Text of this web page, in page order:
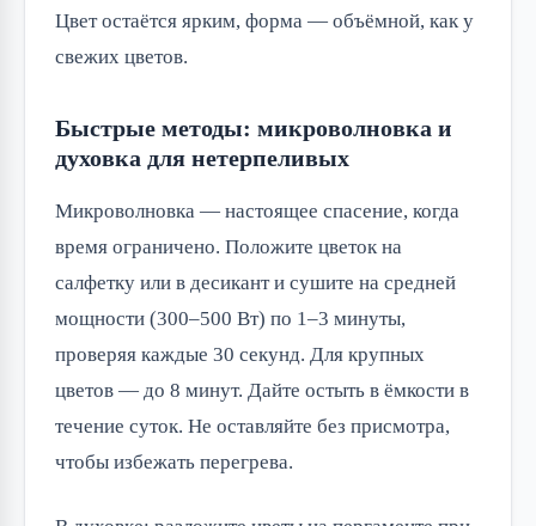
Цвет остаётся ярким, форма — объёмной, как у
свежих цветов.
Быстрые методы: микроволновка и
духовка для нетерпеливых
Микроволновка — настоящее спасение, когда
время ограничено. Положите цветок на
салфетку или в десикант и сушите на средней
мощности (300–500 Вт) по 1–3 минуты,
проверяя каждые 30 секунд. Для крупных
цветов — до 8 минут. Дайте остыть в ёмкости в
течение суток. Не оставляйте без присмотра,
чтобы избежать перегрева.